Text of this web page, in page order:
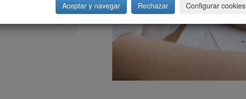
de compensación
Aceptar y navegar Rechazar Configurar cookies